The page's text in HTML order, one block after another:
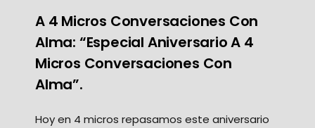
A 4 Micros Conversaciones Con
Alma: “Especial Aniversario A 4
Micros Conversaciones Con
Alma”.
Hoy en 4 micros repasamos este aniversario